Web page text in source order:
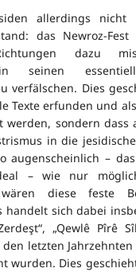
allerdings
das Newroz-
dazu
seinen
verfälschen. Dies
Texte erfunden und
werden, sondern dass
in die
augenscheinlich –
– wie nur
diese feste
handelt sich dabei
„Qewlê Pîrê
den letzten
wurden. Dies